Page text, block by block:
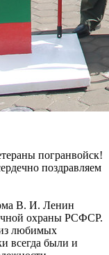
погранвойск!
поздравляем
В. И. Ленин
охраны РСФСР.
любимых
всегда были и